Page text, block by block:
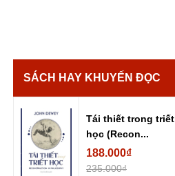
SÁCH HAY KHUYẾN ĐỌC
Tái thiết trong triết
học (Recon...
188.000₫
235.000₫